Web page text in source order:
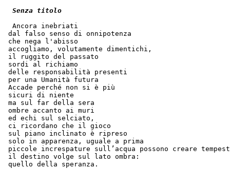
Senza titolo
  Ancora inebriati
dal falso senso di onnipotenza
che nega l'abisso
accogliamo, volutamente dimentichi,
il ruggito del passato
sordi al richiamo
delle responsabilità presenti
per una Umanità futura
Accade perché non si è più
sicuri di niente
ma sul far della sera
ombre accanto ai muri
ed echi sul selciato,
ci ricordano che il gioco
sul piano inclinato è ripreso
solo in apparenza, uguale a prima
piccole increspature sull’acqua possono creare
il destino volge sul lato ombra:
quello della speranza.